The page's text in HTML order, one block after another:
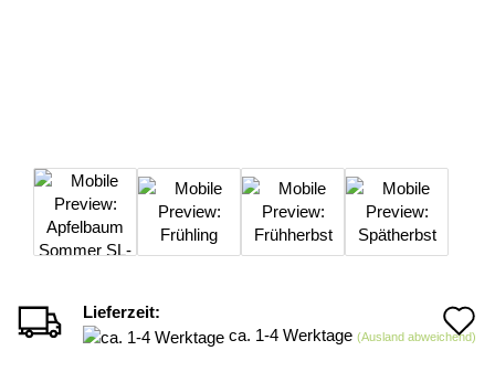
Lieferzeit:
ca. 1-4 Werktage (Ausland abweichend)